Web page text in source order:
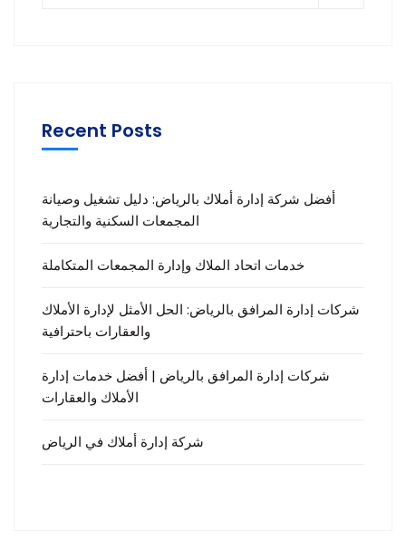
Recent Posts
أفضل شركة إدارة أملاك بالرياض: دليل تشغيل وصيانة
المجمعات السكنية والتجارية
خدمات اتحاد الملاك وإدارة المجمعات المتكاملة
شركات إدارة المرافق بالرياض: الحل الأمثل لإدارة الأملاك
والعقارات باحترافية
شركات إدارة المرافق بالرياض | أفضل خدمات إدارة
الأملاك والعقارات
شركة إدارة أملاك في الرياض